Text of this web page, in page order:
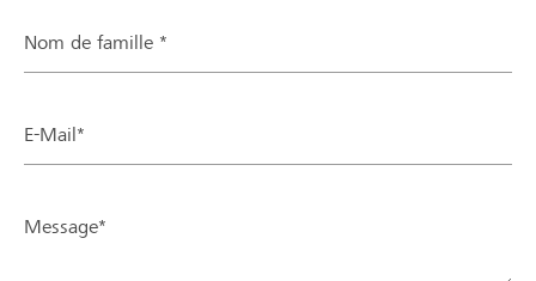
Nom de famille *
E-Mail*
Message*